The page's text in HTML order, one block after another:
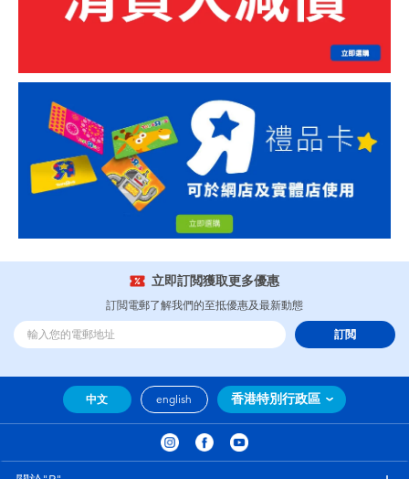
立即訂閲獲取更多優惠
訂閲電郵了解我們的至抵優惠及最新動態
訂閲
中文 english 香港特別行政區